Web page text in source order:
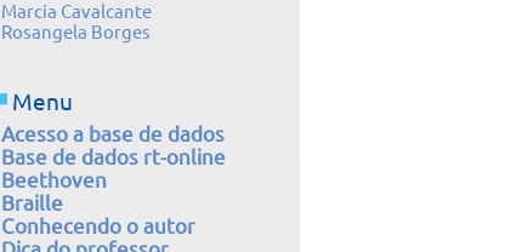
Marcia Cavalcante
Rosangela Borges
Menu
Acesso a base de dados
Base de dados rt-online
Beethoven
Braille
Conhecendo o autor